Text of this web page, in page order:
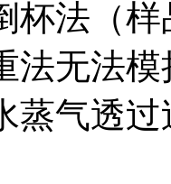
杯法（
法无法
蒸气透